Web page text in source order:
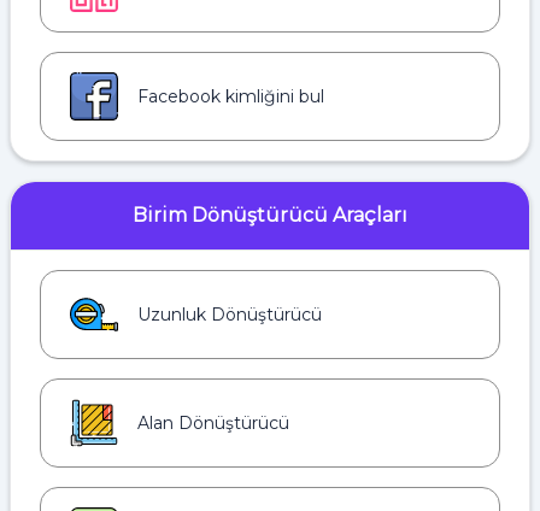
Facebook kimliğini bul
Birim Dönüştürücü Araçları
Uzunluk Dönüştürücü
Alan Dönüştürücü